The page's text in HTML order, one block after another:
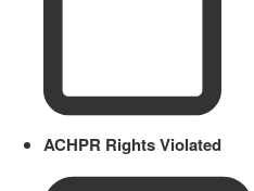
ACHPR Rights Violated